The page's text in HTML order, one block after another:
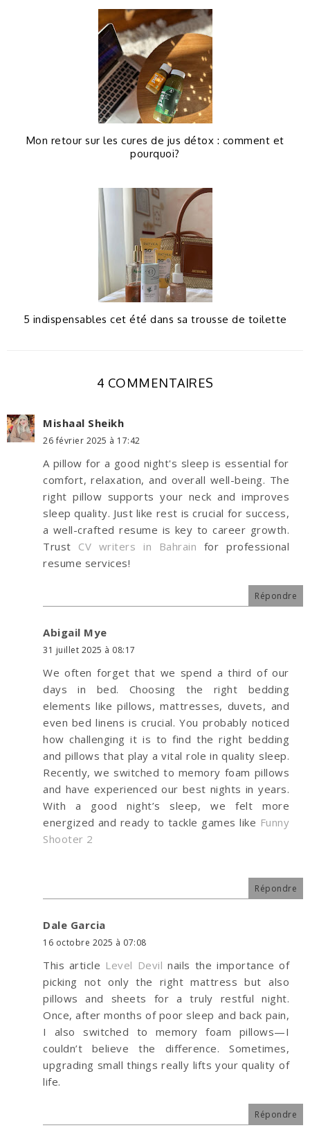
Mon retour sur les cures de jus détox : comment et
pourquoi?
5 indispensables cet été dans sa trousse de toilette
4 COMMENTAIRES
Mishaal Sheikh
26 février 2025 à 17:42
A pillow for a good night's sleep is essential for
comfort, relaxation, and overall well-being. The
right pillow supports your neck and improves
sleep quality. Just like rest is crucial for success,
a well-crafted resume is key to career growth.
Trust CV writers in Bahrain for professional
resume services!
Répondre
Abigail Mye
31 juillet 2025 à 08:17
We often forget that we spend a third of our
days in bed. Choosing the right bedding
elements like pillows, mattresses, duvets, and
even bed linens is crucial. You probably noticed
how challenging it is to find the right bedding
and pillows that play a vital role in quality sleep.
Recently, we switched to memory foam pillows
and have experienced our best nights in years.
With a good night’s sleep, we felt more
energized and ready to tackle games like Funny
Shooter 2
Répondre
Dale Garcia
16 octobre 2025 à 07:08
This article Level Devil nails the importance of
picking not only the right mattress but also
pillows and sheets for a truly restful night.
Once, after months of poor sleep and back pain,
I also switched to memory foam pillows—I
couldn’t believe the difference. Sometimes,
upgrading small things really lifts your quality of
life.
Répondre